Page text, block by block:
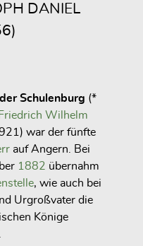
DANIEL
Schulenburg (*
Friedrich Wilhelm
war der fünfte
auf Angern. Bei
1882 übernahm
, wie auch bei
Urgroßvater die
Könige